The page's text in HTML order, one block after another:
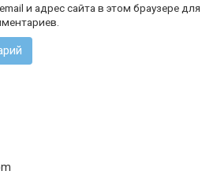
и адрес сайта в этом браузере для